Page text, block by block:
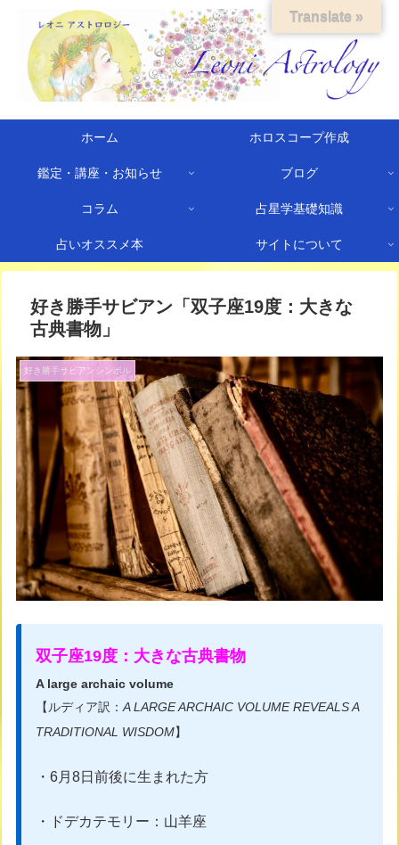
ホーム ホロスコープ作成
鑑定・講座・お知らせ ブログ
コラム 占星学基礎知識
占いオススメ本 サイトについて
好き勝手サビアン「双子座19度：大きな
古典書物」
好き勝手サビアンシンボル
双子座19度：大きな古典書物
A large archaic volume
【ルディア訳：​A LARGE ARCHAIC VOLUME REVEALS A
TRADITIONAL WISDOM】
・6月8日前後に生まれた方
・ドデカテモリー：山羊座
Translate »